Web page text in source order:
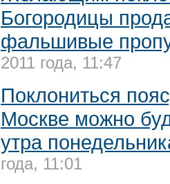
Богородицы
фальшивые
2011 года, 11:47
Поклониться
Москве можно
утра
года, 11:01